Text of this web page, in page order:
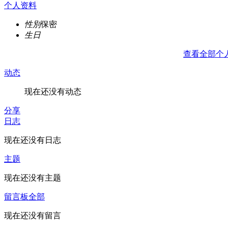
个人资料
性別保密
生日
查看全部个
动态
现在还没有动态
分享
日志
现在还没有日志
主题
现在还没有主题
留言板全部
现在还没有留言